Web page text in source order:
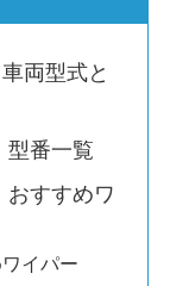
両型式と
番一覧
すすめワ
イパー